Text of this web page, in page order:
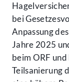
bei
Anpassung
Jahre 2025
beim ORF
Teilsanierung